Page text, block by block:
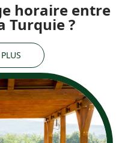
horaire entre
Turquie ?